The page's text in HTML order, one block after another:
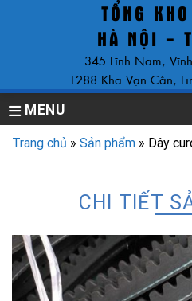
TỔNG
HÀ NỘI -
345 Lĩnh Nam,
1288 Kha Vạn Cân,
MENU
Trang chủ » Sản phẩm » Dây
CHI TIẾT